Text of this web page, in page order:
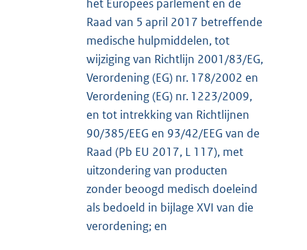
het Europees parlement en de
Raad van 5 april 2017 betreffende
medische hulpmiddelen, tot
wijziging van Richtlijn 2001/83/EG,
Verordening (EG) nr. 178/2002 en
Verordening (EG) nr. 1223/2009,
en tot intrekking van Richtlijnen
90/385/EEG en 93/42/EEG van de
Raad (Pb EU 2017, L 117), met
uitzondering van producten
zonder beoogd medisch doeleind
als bedoeld in bijlage XVI van die
verordening; en